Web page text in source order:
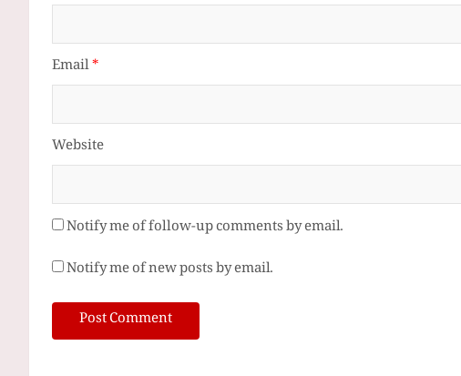
Email*
Website
Notify me of follow-up comments by email.
Notify me of new posts by email.